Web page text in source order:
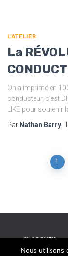
L'ATELIER
La
On a imprimé en
conducteur, c’est
LIKE pour soutenir
Par Nathan Barry ,
1
ACCUEIL
Nous utilisons